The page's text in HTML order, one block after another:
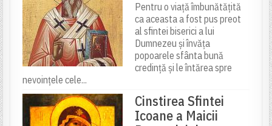
Pentru o viață îmbunătățită
ca aceasta a fost pus preot
al sfintei biserici a lui
Dumnezeu și învăța
popoarele sfânta bună
credință și le întărea spre
nevoințele cele...
Cinstirea Sfintei
Icoane a Maicii